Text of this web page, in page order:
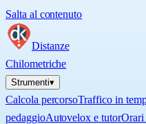
Salta al contenuto
Distanze
Chilometriche
Strumenti▾
Calcola percorsoTraffico in
pedaggioAutovelox e tutorOrari